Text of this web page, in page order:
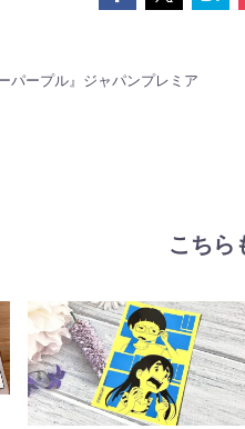
パープル』ジャパンプレミア
こちら